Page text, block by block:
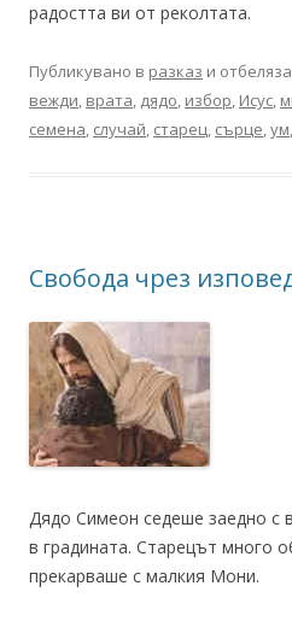
радостта ви от реколтата.
Публикувано в разказ и
вежди, врата, дядо, избор, Исус,
семена, случай, старец, сърце,ум,
Свобода чрез
Дядо Симеон седеше заедно с
в градината. Старецът много
прекарваше с малкия Мони.